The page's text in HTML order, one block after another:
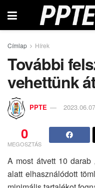
Címlap Hírek
További
vehettünk
PPTE
0
MEGOSZTÁS
A most átvett 10 darab
alatt elhasználódott